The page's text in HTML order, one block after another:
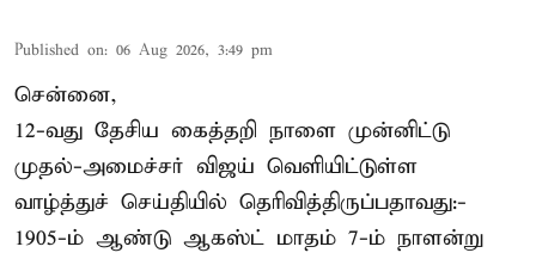
Published on: 06 Aug 2026, 3:49 pm
சென்னை,
12-வது தேசிய கைத்தறி நாளை முன்னிட்டு
முதல்-அமைச்சர் விஜய் வெளியிட்டுள்ள
வாழ்த்துச் செய்தியில் தெரிவித்திருப்பதாவது:-
1905-ம் ஆண்டு ஆகஸ்ட் மாதம் 7-ம் நாளன்று